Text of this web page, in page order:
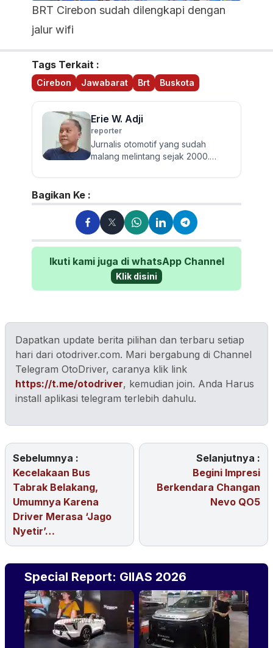
BRT Cirebon sudah dilengkapi dengan
jalur wifi
Tags Terkait :
Cirebon Jawabarat Brt Buskota
Erie W. Adji
reporter
Jurnalis otomotif yang sudah
malang melintang sejak 2000.
seputar roda empat dari mobil
Bagikan Ke :
Ikuti kami juga di whatsApp Channel
Klik disini
Dapatkan update berita pilihan dan terbaru setiap
hari dari otodriver.com. Mari bergabung di Channel
Telegram OtoDriver, caranya klik link
https://t.me/otodriver, kemudian join. Anda Harus
install aplikasi telegram terlebih dahulu.
Sebelumnya :
Kecelakaan Bus
Tabrak Belakang,
Umumnya Karena
Driver Merasa ‘Jago
Nyetir’…
Selanjutnya :
Begini Impresi
Berkendara Changan
Nevo QO5
Special Report: GIIAS 2026